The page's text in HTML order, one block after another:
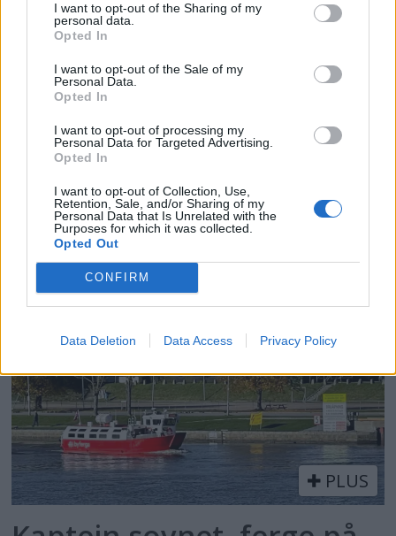
I want to opt-out of the Sharing of my
personal data.
Opted In
I want to opt-out of the Sale of my
Personal Data.
Opted In
I want to opt-out of processing my
Personal Data for Targeted Advertising.
Opted In
I want to opt-out of Collection, Use,
Retention, Sale, and/or Sharing of my
Personal Data that Is Unrelated with the
Purposes for which it was collected.
Opted Out
CONFIRM
Data Deletion Data Access Privacy Policy
Rå Axopar Brabus 37
PLUS